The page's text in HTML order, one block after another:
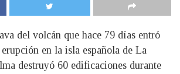
del volcán que hace 79 días entró
erupción en la isla española de La
destruyó 60 edificaciones durante